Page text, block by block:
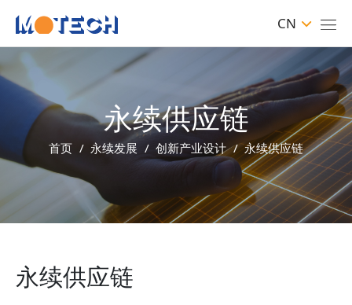
CN
永续供应链
首页 永续发展 创新产业设计 永续供应链
永续供应链